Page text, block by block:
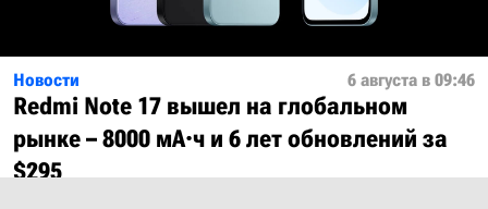
Новости 6 августа в 09:46
Redmi Note 17 вышел на глобальном
рынке – 8000 мА·ч и 6 лет обновлений за
$295